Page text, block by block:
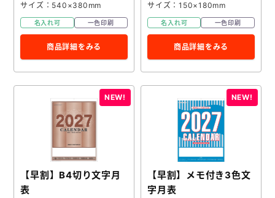
サイズ：540×380mm
名入れ可 一色印刷
商品詳細をみる
サイズ：150×180mm
名入れ可 一色印刷
商品詳細をみる
【早割】B4切り文字月
表
【早割】メモ付き3色文
字月表